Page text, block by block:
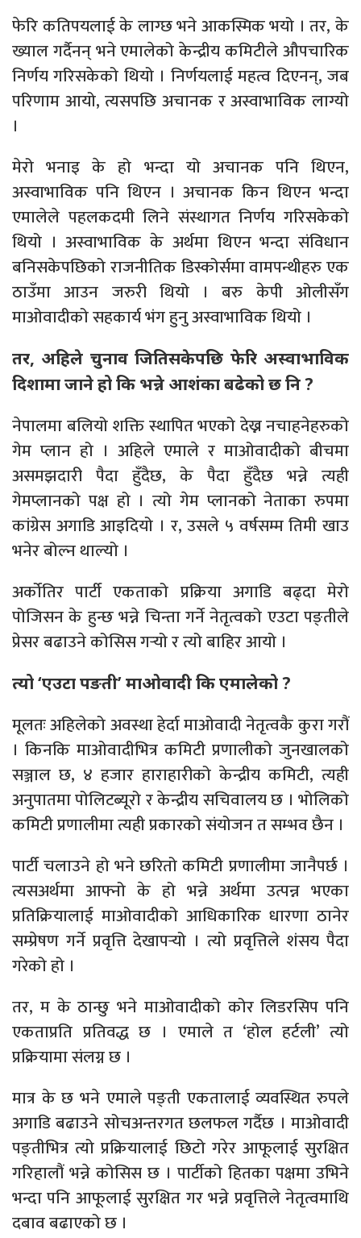
फेरि कतिपयलाई के लाग्छ भने आकस्मिक भयो । तर, के
ख्याल गर्दैनन् भने एमालेको केन्द्रीय कमिटीले औपचारिक
निर्णय गरिसकेको थियो । निर्णयलाई महत्व दिएनन्, जब
परिणाम आयो, त्यसपछि अचानक र अस्वाभाविक लाग्यो
।
मेरो भनाइ के हो भन्दा यो अचानक पनि थिएन,
अस्वाभाविक पनि थिएन । अचानक किन थिएन भन्दा
एमालेले पहलकदमी लिने संस्थागत निर्णय गरिसकेको
थियो । अस्वाभाविक के अर्थमा थिएन भन्दा संविधान
बनिसकेपछिको राजनीतिक डिस्कोर्समा वामपन्थीहरु एक
ठाउँमा आउन जरुरी थियो । बरु केपी ओलीसँग
माओवादीको सहकार्य भंग हुनु अस्वाभाविक थियो ।
तर, अहिले चुनाव जितिसकेपछि फेरि अस्वाभाविक
दिशामा जाने हो कि भन्ने आशंका बढेको छ नि ?
नेपालमा बलियो शक्ति स्थापित भएको देख्न नचाहनेहरुको
गेम प्लान हो । अहिले एमाले र माओवादीको बीचमा
असमझदारी पैदा हुँदैछ, के पैदा हुँदैछ भन्ने त्यही
गेमप्लानको पक्ष हो । त्यो गेम प्लानको नेताका रुपमा
कांग्रेस अगाडि आइदियो । र, उसले ५ वर्षसम्म तिमी खाउ
भनेर बोल्न थाल्यो ।
अर्कोतिर पार्टी एकताको प्रक्रिया अगाडि बढ्दा मेरो
पोजिसन के हुन्छ भन्ने चिन्ता गर्ने नेतृत्वको एउटा पङ्तीले
प्रेसर बढाउने कोसिस गर्‍यो र त्यो बाहिर आयो ।
त्यो ‘एउटा पङती’ माओवादी कि एमालेको ?
मूलतः अहिलेको अवस्था हेर्दा माओवादी नेतृत्वकै कुरा गरौं
। किनकि माओवादीभित्र कमिटी प्रणालीको जुनखालको
सञ्जाल छ, ४ हजार हाराहारीको केन्द्रीय कमिटी, त्यही
अनुपातमा पोलिटब्यूरो र केन्द्रीय सचिवालय छ । भोलिको
कमिटी प्रणालीमा त्यही प्रकारको संयोजन त सम्भव छैन ।
पार्टी चलाउने हो भने छरितो कमिटी प्रणालीमा जानैपर्छ ।
त्यसअर्थमा आफ्नो के हो भन्ने अर्थमा उत्पन्न भएका
प्रतिक्रियालाई माओवादीको आधिकारिक धारणा ठानेर
सम्प्रेषण गर्ने प्रवृत्ति देखापर्‍यो । त्यो प्रवृत्तिले शंसय पैदा
गरेको हो ।
तर, म के ठान्छु भने माओवादीको कोर लिडरसिप पनि
एकताप्रति प्रतिवद्ध छ । एमाले त ‘होल हर्टली’ त्यो
प्रक्रियामा संलग्न छ ।
मात्र के छ भने एमाले पङ्ती एकतालाई व्यवस्थित रुपले
अगाडि बढाउने सोचअन्तरगत छलफल गर्दैछ । माओवादी
पङ्तीभित्र त्यो प्रक्रियालाई छिटो गरेर आफूलाई सुरक्षित
गरिहालौं भन्ने कोसिस छ । पार्टीको हितका पक्षमा उभिने
भन्दा पनि आफूलाई सुरक्षित गर भन्ने प्रवृत्तिले नेतृत्वमाथि
दबाव बढाएको छ ।